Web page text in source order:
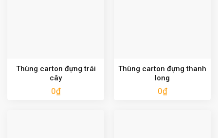
Thùng carton đựng trái
cây
0₫
Thùng carton đựng thanh
long
0₫